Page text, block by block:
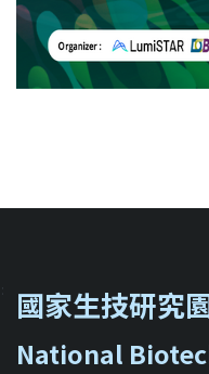
國家生技研究
National